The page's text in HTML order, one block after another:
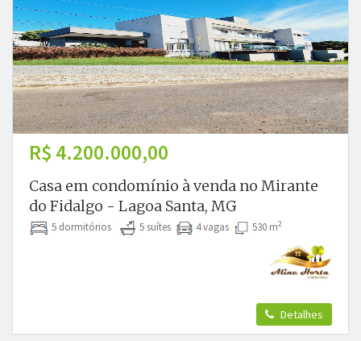
R$ 4.200.000,00
Casa em condomínio à venda no Mirante
do Fidalgo - Lagoa Santa, MG
5 dormitórios 5 suítes 4 vagas 530 m2
Detalhes